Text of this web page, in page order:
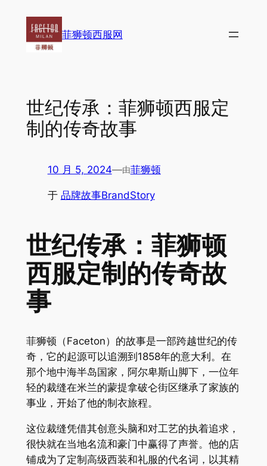
菲狮顿西服网
世纪传承：菲狮顿西服定
制的传奇故事
10 月 5, 2024—由菲狮顿
于 品牌故事BrandStory
世纪传承：菲狮顿
西服定制的传奇故
事
菲狮顿（Faceton）的故事是一部跨越世纪的传
奇，它的起源可以追溯到1858年的意大利。在
那个地中海半岛国家，阿尔卑斯山脚下，一位年
轻的裁缝在米兰的蒙提拿破仑街区继承了家族的
事业，开始了他的制衣旅程。
这位裁缝凭借其创意头脑和对工艺的执着追求，
很快就在当地名流和豪门中赢得了声誉。他的店
铺成为了定制高级西装和礼服的代名词，以其精